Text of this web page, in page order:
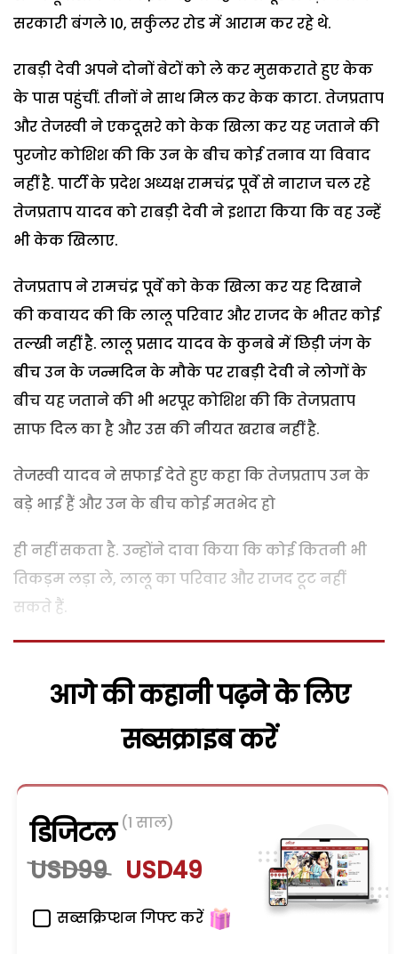
सरकारी बंगले 10, सर्कुलर रोड में आराम कर रहे थे.
राबड़ी देवी अपने दोनों बेटों को ले कर मुसकराते हुए केक
के पास पहुंचीं. तीनों ने साथ मिल कर केक काटा. तेजप्रताप
और तेजस्वी ने एकदूसरे को केक खिला कर यह जताने की
पुरजोर कोशिश की कि उन के बीच कोई तनाव या विवाद
नहीं है. पार्टी के प्रदेश अध्यक्ष रामचंद्र पूर्वे से नाराज चल रहे
तेजप्रताप यादव को राबड़ी देवी ने इशारा किया कि वह उन्हें
भी केक खिलाए.
तेजप्रताप ने रामचंद्र पूर्वे को केक खिला कर यह दिखाने
की कवायद की कि लालू परिवार और राजद के भीतर कोई
तल्खी नहीं है. लालू प्रसाद यादव के कुनबे में छिड़ी जंग के
बीच उन के जन्मदिन के मौके पर राबड़ी देवी ने लोगों के
बीच यह जताने की भी भरपूर कोशिश की कि तेजप्रताप
साफ दिल का है और उस की नीयत खराब नहीं है.
तेजस्वी यादव ने सफाई देते हुए कहा कि तेजप्रताप उन के
बड़े भाई हैं और उन के बीच कोई मतभेद हो
ही नहीं सकता है. उन्होंने दावा किया कि कोई कितनी भी
तिकड़म लड़ा ले, लालू का परिवार और राजद टूट नहीं
सकते हैं.
आगे की कहानी पढ़ने के लिए
सब्सक्राइब करें
डिजिटल (1 साल)
USD99 USD49
सब्सक्रिप्शन गिफ्ट करें